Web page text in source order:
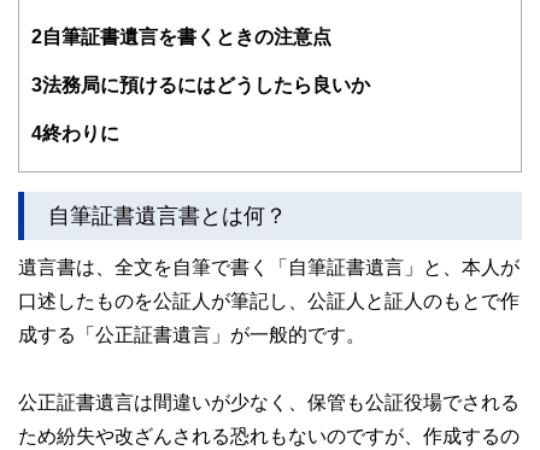
知識を広めよう」という使命感から、実務家のファイナンシ
企業の労働組合員向けセミナー、およびライフプランを中心
とした個別相談で多くのクライアントに貢献している。
2自筆証書遺言を書くときの注意点
3法務局に預けるにはどうしたら良いか
4終わりに
自筆証書遺言書とは何？
遺言書は、全文を自筆で書く「自筆証書遺言」と、本人が
口述したものを公証人が筆記し、公証人と証人のもとで作
成する「公正証書遺言」が一般的です。
公正証書遺言は間違いが少なく、保管も公証役場でされる
ため紛失や改ざんされる恐れもないのですが、作成するの